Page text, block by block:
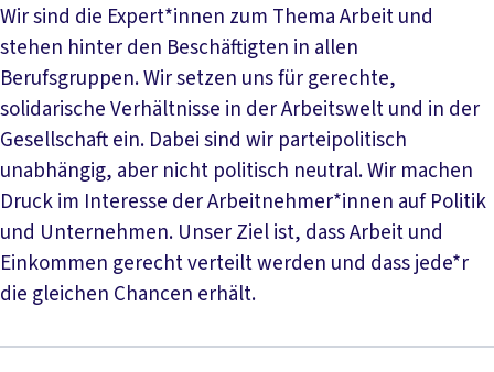
Wir sind die Expert*innen zum Thema Arbeit und
stehen hinter den Beschäftigten in allen
Berufsgruppen. Wir setzen uns für gerechte,
solidarische Verhältnisse in der Arbeitswelt und in der
Gesellschaft ein. Dabei sind wir parteipolitisch
unabhängig, aber nicht politisch neutral. Wir machen
Druck im Interesse der Arbeitnehmer*innen auf Politik
und Unternehmen. Unser Ziel ist, dass Arbeit und
Einkommen gerecht verteilt werden und dass jede*r
die gleichen Chancen erhält.